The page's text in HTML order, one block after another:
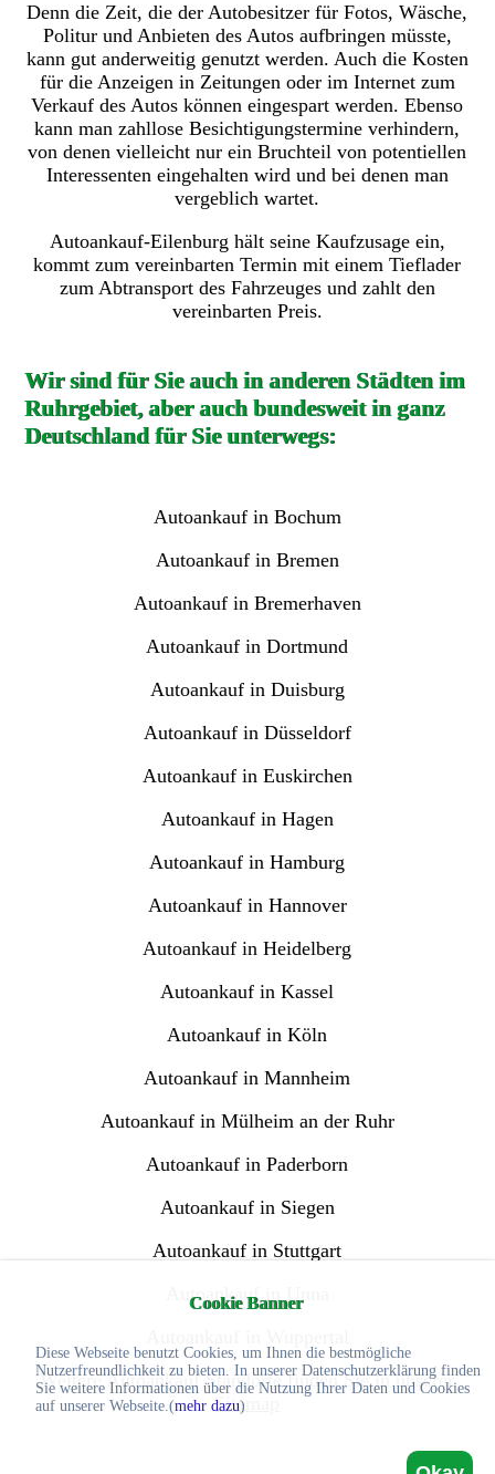
Cookie Banner
Diese Webseite benutzt Cookies, um Ihnen die bestmögliche
Nutzerfreundlichkeit zu bieten. In unserer Datenschutzerklärung finden
Sie weitere Informationen über die Nutzung Ihrer Daten und Cookies
auf unserer Webseite.(mehr dazu)
Denn die Zeit, die der Autobesitzer für Fotos, Wäsche,
Politur und Anbieten des Autos aufbringen müsste,
kann gut anderweitig genutzt werden. Auch die Kosten
für die Anzeigen in Zeitungen oder im Internet zum
Verkauf des Autos können eingespart werden. Ebenso
kann man zahllose Besichtigungstermine verhindern,
von denen vielleicht nur ein Bruchteil von potentiellen
Interessenten eingehalten wird und bei denen man
vergeblich wartet.
Autoankauf-Eilenburg hält seine Kaufzusage ein,
kommt zum vereinbarten Termin mit einem Tieflader
zum Abtransport des Fahrzeuges und zahlt den
vereinbarten Preis.
Wir sind für Sie auch in anderen Städten im
Ruhrgebiet, aber auch bundesweit in ganz
Deutschland für Sie unterwegs:
Autoankauf in Bochum
Autoankauf in Bremen
Autoankauf in Bremerhaven
Autoankauf in Dortmund
Autoankauf in Duisburg
Autoankauf in Düsseldorf
Autoankauf in Euskirchen
Autoankauf in Hagen
Autoankauf in Hamburg
Autoankauf in Hannover
Autoankauf in Heidelberg
Autoankauf in Kassel
Autoankauf in Köln
Autoankauf in Mannheim
Autoankauf in Mülheim an der Ruhr
Autoankauf in Paderborn
Autoankauf in Siegen
Autoankauf in Stuttgart
Autoankauf in Unna
Weitere Autoankauf Standorte finden Sie in unserer
Sitemap